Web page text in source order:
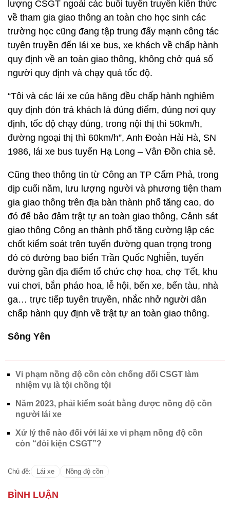
lượng CSGT ngoài các buổi tuyên truyền kiến thức
về tham gia giao thông an toàn cho học sinh các
trường học cũng đang tập trung đẩy mạnh công tác
tuyên truyền đến lái xe bus, xe khách về chấp hành
quy định về an toàn giao thông, không chở quá số
người quy định và chạy quá tốc độ.
“Tôi và các lái xe của hãng đều chấp hành nghiêm
quy định đón trả khách là đúng điểm, đúng nơi quy
định, tốc độ chạy đúng, trong nội thị thì 50km/h,
đường ngoại thị thì 60km/h”, Anh Đoàn Hải Hà, SN
1986, lái xe bus tuyến Hạ Long – Vân Đồn chia sẻ.
Cũng theo thông tin từ Công an TP Cẩm Phả, trong
dịp cuối năm, lưu lượng người và phương tiện tham
gia giao thông trên địa bàn thành phố tăng cao, do
đó để bảo đảm trật tự an toàn giao thông, Cảnh sát
giao thông Công an thành phố tăng cường lập các
chốt kiểm soát trên tuyến đường quan trọng trong
đó có đường bao biển Trần Quốc Nghiễn, tuyến
đường gần địa điểm tổ chức chợ hoa, chợ Tết, khu
vui chơi, bắn pháo hoa, lễ hội, bến xe, bến tàu, nhà
ga… trực tiếp tuyên truyền, nhắc nhở người dân
chấp hành quy định về trật tự an toàn giao thông.
Sông Yên
Vi phạm nồng độ cồn còn chống đối CSGT làm
nhiệm vụ là tội chồng tội
Năm 2023, phải kiểm soát bằng được nồng độ cồn
người lái xe
Xử lý thế nào đối với lái xe vi phạm nồng độ cồn
còn “đòi kiện CSGT”?
Chủ đề: Lái xe Nồng độ cồn